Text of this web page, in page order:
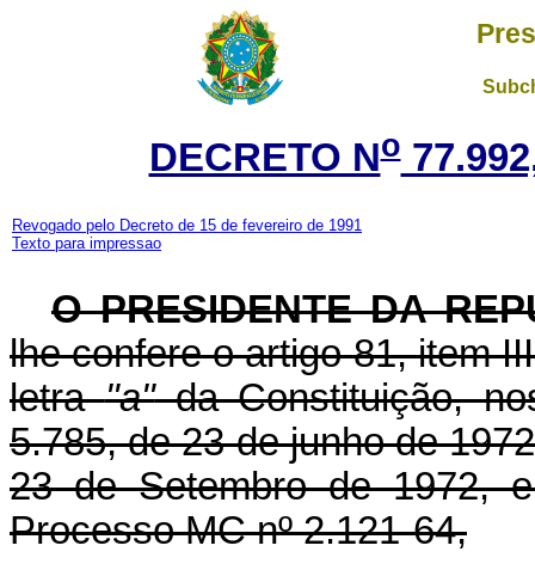
DECRETO No
Revogado pelo Decreto de 15 de fevereiro de 1991
Texto para impressao
O PRESIDENTE DA
lhe confere o artigo 81, item
letra"a"da Constituição,
5.785, de 23 de junho de
23 de Setembro de 1972,
Processo MC nº 2.121-64,